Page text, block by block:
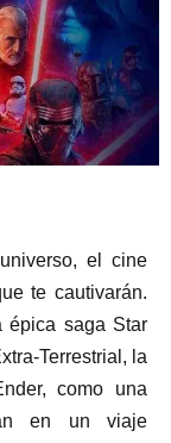
el cine
te cautivarán.
épica saga Star
Terrestrial, la
como una
en un viaje